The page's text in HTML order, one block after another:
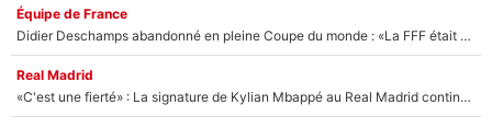
Équipe de France
Didier Deschamps abandonné en pleine Coupe du monde : «La FFF était déjà passée à Zinedine Zidane»
Real Madrid
«C'est une fierté» : La signature de Kylian Mbappé au Real Madrid continue de régaler l'Espagne